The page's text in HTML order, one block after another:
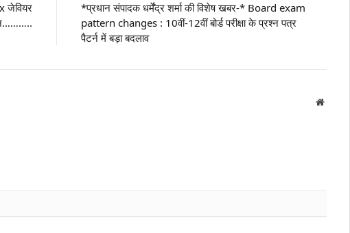
जेवियर
*प्रधान संपादक धर्मेंद्र शर्मा की विशेष खबर-* Board exam
pattern changes : 10वीं-12वीं बोर्ड परीक्षा के प्रश्न पत्र
पैटर्न में बड़ा बदलाव
Website